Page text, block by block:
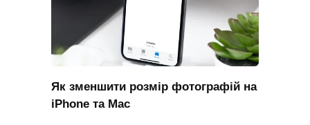
Як зменшити розмір фотографій на
iPhone та Mac